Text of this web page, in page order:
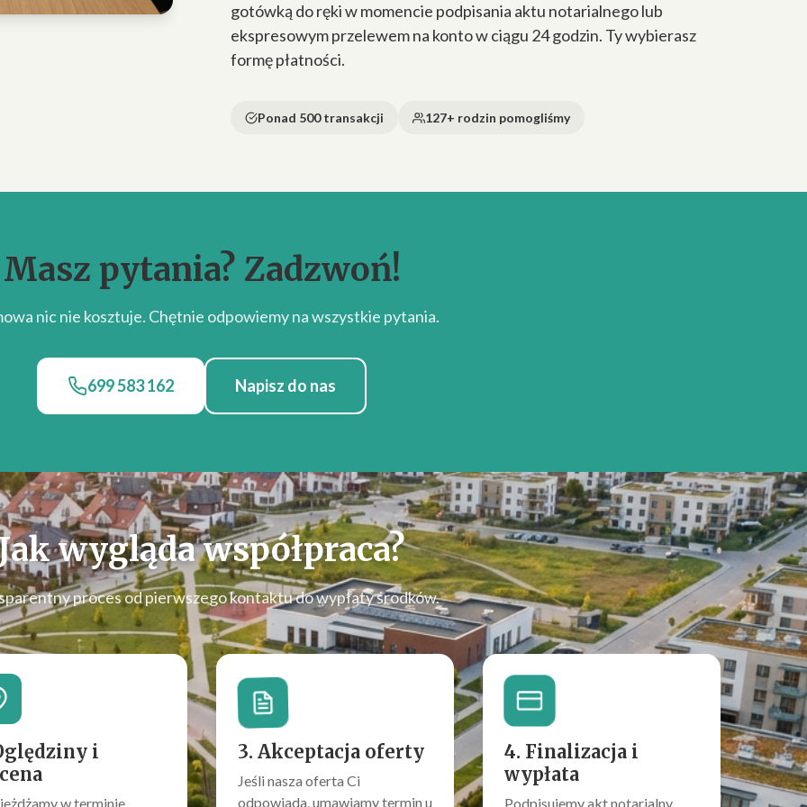
gotówką do ręki w momencie podpisania aktu notarialnego lub
ekspresowym przelewem na konto w ciągu 24 godzin. Ty wybierasz
formę płatności.
Ponad 500 transakcji 127+ rodzin pomogliśmy
Masz pytania? Zadzwoń!
nic nie kosztuje. Chętnie odpowiemy na wszystkie pytania.
699 583 162 Napisz do nas
wygląda współpraca?
proces od pierwszego kontaktu do wypłaty środków.
i
w terminie
3. Akceptacja oferty
Jeśli nasza oferta Ci
odpowiada, umawiamy termin u
4. Finalizacja i
wypłata
Podpisujemy akt notarialny.